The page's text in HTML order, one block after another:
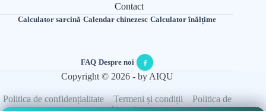
Contact
Calculator sarcină·Calendar chinezesc·Calculator înălțime
FAQ·Despre noi·
Copyright © 2026 - by AIQU
Politica de confidențialitate Termeni și condiții
Politica de